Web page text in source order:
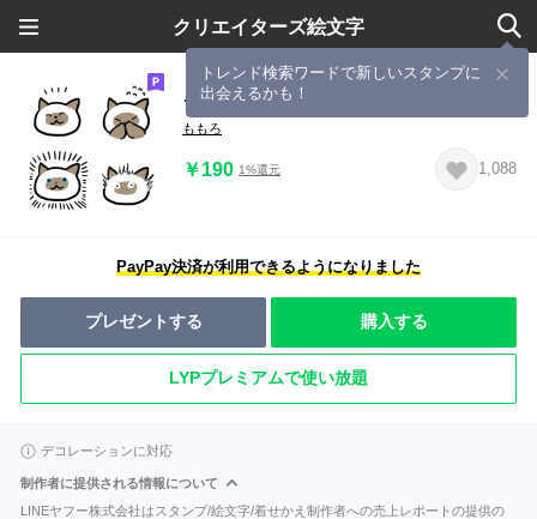
クリエイターズ絵文字
トレンド検索ワードで新しいスタンプに
出会えるかも！
シャム猫の日常 -Bitte Mitte-
ももろ
￥190 1%還元 1,088
PayPay決済が利用できるようになりました
プレゼントする 購入する
LYPプレミアムで使い放題
デコレーションに対応
制作者に提供される情報について
LINEヤフー株式会社はスタンプ/絵文字/着せかえ制作者への売上レポートの提供の